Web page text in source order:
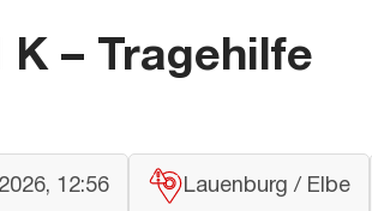
K – Tragehilfe
12:56 Lauenburg / Elbe